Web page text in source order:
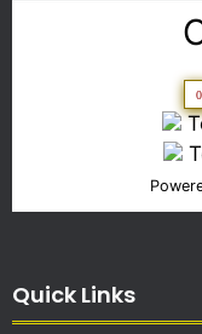
0
Quick Links